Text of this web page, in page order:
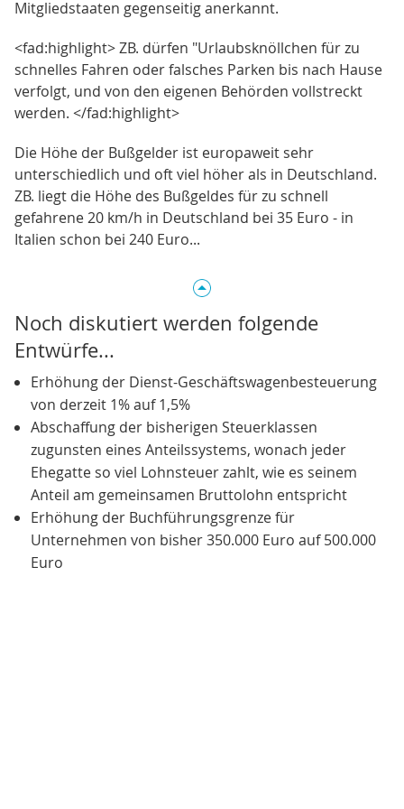
Mitgliedstaaten gegenseitig anerkannt.
<fad:highlight> ZB. dürfen "Urlaubsknöllchen für zu
schnelles Fahren oder falsches Parken bis nach Hause
verfolgt, und von den eigenen Behörden vollstreckt
werden. </fad:highlight>
Die Höhe der Bußgelder ist europaweit sehr
unterschiedlich und oft viel höher als in Deutschland.
ZB. liegt die Höhe des Bußgeldes für zu schnell
gefahrene 20 km/h in Deutschland bei 35 Euro - in
Italien schon bei 240 Euro...
Noch diskutiert werden folgende
Entwürfe...
Erhöhung der Dienst-Geschäftswagenbesteuerung
von derzeit 1% auf 1,5%
Abschaffung der bisherigen Steuerklassen
zugunsten eines Anteilssystems, wonach jeder
Ehegatte so viel Lohnsteuer zahlt, wie es seinem
Anteil am gemeinsamen Bruttolohn entspricht
Erhöhung der Buchführungsgrenze für
Unternehmen von bisher 350.000 Euro auf 500.000
Euro